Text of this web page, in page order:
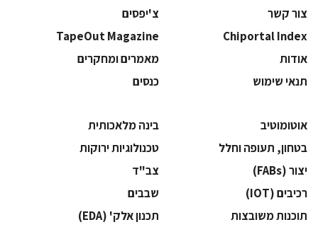
צור קשר
צ'יפסים
Chiportal Index
TapeOut Magazine
אודות
מאמרים ומחקרים
תנאי שימוש
כנסים
אוטומוטיב
בינה מלאכותית
בטחון, תעופה וחלל
‫טכנולוגיות ירוקות‬
‫יצור (‪(FABs‬‬
‫צב"ד‬
‫רכיבים‬ (IOT)
‫שבבים‬
‫תוכנות משובצות‬
‫תכנון אלק' (‪(EDA‬‬